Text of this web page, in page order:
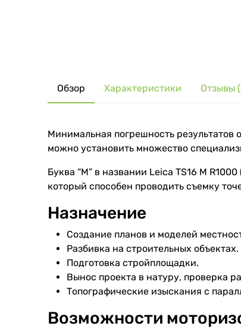
Обзор Характеристики Отзывы
Минимальная погрешность
можно установить множество
Буква “M” в названии Leica TS16 M
который способен проводить съемку
Назначение
Создание планов и моделей
Разбивка на строительных объектах.
Подготовка стройплощадки.
Вынос проекта в натуру, проверка
Топографические изыскания с
Возможности